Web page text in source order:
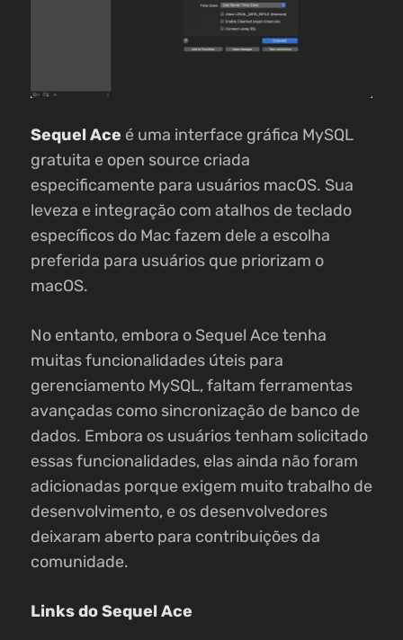
Sequel Ace é uma interface gráfica MySQL
gratuita e open source criada
especificamente para usuários macOS. Sua
leveza e integração com atalhos de teclado
específicos do Mac fazem dele a escolha
preferida para usuários que priorizam o
macOS.
No entanto, embora o Sequel Ace tenha
muitas funcionalidades úteis para
gerenciamento MySQL, faltam ferramentas
avançadas como sincronização de banco de
dados. Embora os usuários tenham solicitado
essas funcionalidades, elas ainda não foram
adicionadas porque exigem muito trabalho de
desenvolvimento, e os desenvolvedores
deixaram aberto para contribuições da
comunidade.
Links do Sequel Ace